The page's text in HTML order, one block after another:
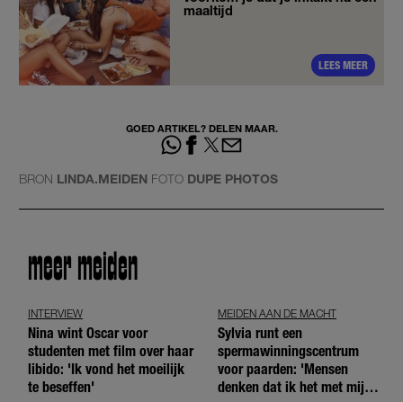
maaltijd
LEES MEER
GOED ARTIKEL? DELEN MAAR.
BRON LINDA.MEIDEN FOTO DUPE PHOTOS
meer meiden
INTERVIEW
Nina wint Oscar voor
studenten met film over haar
libido: 'Ik vond het moeilijk
te beseffen'
MEIDEN AAN DE MACHT
Sylvia runt een
spermawinningscentrum
voor paarden: 'Mensen
denken dat ik het met mijn